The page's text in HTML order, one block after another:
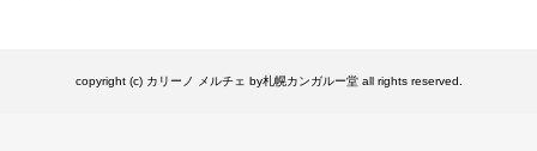
copyright (c) カリーノ メルチェ by札幌カンガルー堂 all rights reserved.